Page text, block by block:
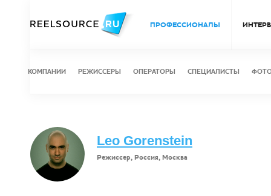
ПРОФЕССИОНАЛЫ
КОМПАНИИ РЕЖИССЕРЫ ОПЕРАТОРЫ СПЕЦИАЛИСТЫ
Leo Gorenstein
Режиссер, Россия, Москва